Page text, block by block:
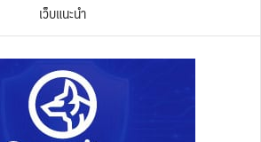
เว็บแนะนำ